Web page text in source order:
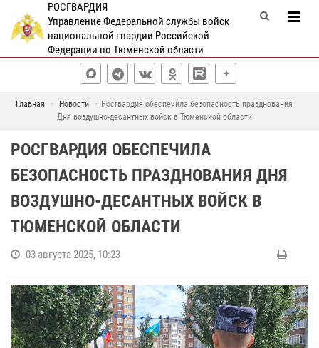
РОСГВАРДИЯ
Управление Федеральной службы войск
национальной гвардии Российской
Федерации по Тюменской области
Главная Новости
Росгвардия обеспечила безопасность празднования
Дня воздушно-десантных войск в Тюменской области
РОСГВАРДИЯ ОБЕСПЕЧИЛА
БЕЗОПАСНОСТЬ ПРАЗДНОВАНИЯ ДНЯ
ВОЗДУШНО-ДЕСАНТНЫХ ВОЙСК В
ТЮМЕНСКОЙ ОБЛАСТИ
03 августа 2025, 10:23